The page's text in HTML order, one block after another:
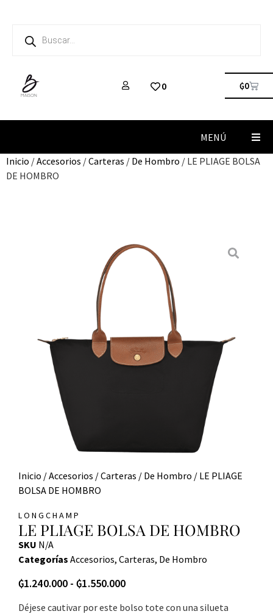
0 ₲0
MENÚ
Inicio /Accesorios /Carteras / De Hombro / LE PLIAGE BOLSA
DE HOMBRO
Inicio /Accesorios /Carteras / De Hombro / LE PLIAGE
BOLSA DE HOMBRO
LONGCHAMP
LE PLIAGE BOLSA DE HOMBRO
SKU N/A
Categorías Accesorios, Carteras, De Hombro
₲1.240.000 - ₲1.550.000
Déjese cautivar por este bolso tote con una silueta